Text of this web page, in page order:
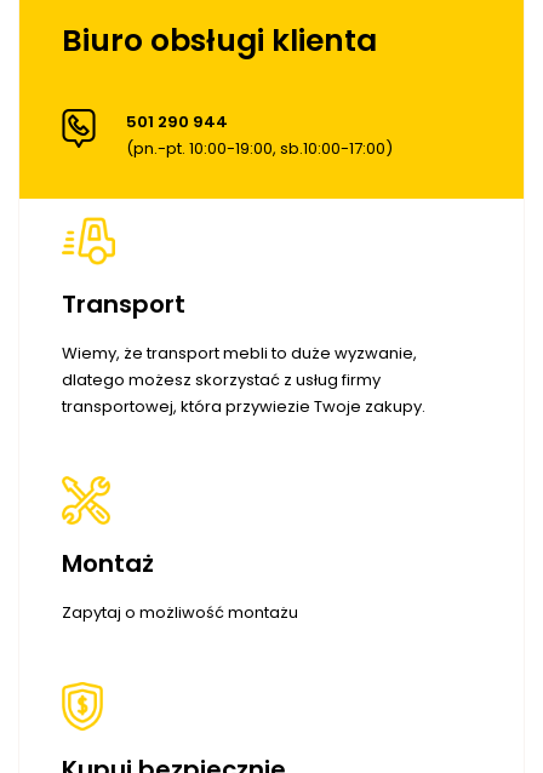
Biuro obsługi klienta
501 290 944
(pn.-pt. 10:00-19:00, sb.10:00-17:00)
Transport
Wiemy, że transport mebli to duże wyzwanie,
dlatego możesz skorzystać z usług firmy
transportowej, która przywiezie Twoje zakupy.
Montaż
Zapytaj o możliwość montażu